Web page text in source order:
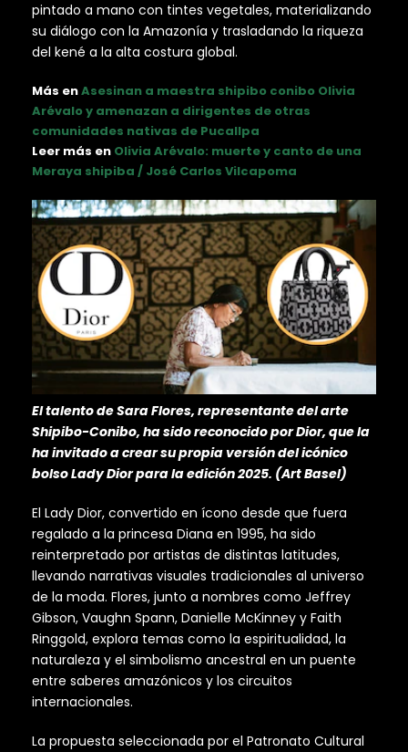
pintado a mano con tintes vegetales, materializando
su diálogo con la Amazonía y trasladando la riqueza
del kené a la alta costura global.
Más enAsesinan a maestra shipibo conibo Olivia
Arévalo y amenazan a dirigentes de otras
comunidades nativas de Pucallpa
Leer más en Olivia Arévalo: muerte y canto de una
Meraya shipiba / José Carlos Vilcapoma
El talento de Sara Flores, representante del arte
Shipibo-Conibo, ha sido reconocido por Dior, que la
ha invitado a crear su propia versión del icónico
bolso Lady Dior para la edición 2025. (Art Basel)
El Lady Dior, convertido en ícono desde que fuera
regalado a la princesa Diana en 1995, ha sido
reinterpretado por artistas de distintas latitudes,
llevando narrativas visuales tradicionales al universo
de la moda. Flores, junto a nombres como Jeffrey
Gibson, Vaughn Spann, Danielle McKinney y Faith
Ringgold, explora temas como la espiritualidad, la
naturaleza y el simbolismo ancestral en un puente
entre saberes amazónicos y los circuitos
internacionales.
La propuesta seleccionada por el Patronato Cultural